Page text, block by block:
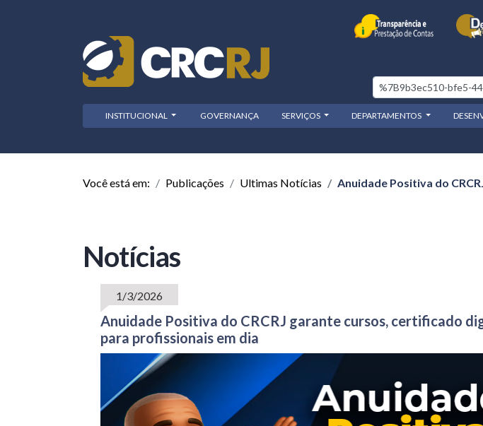
INSTITUCIONAL GOVERNANÇA SERVIÇOS DEPARTAMENTOS
Você está em: Publicações Ultimas Notícias Anuidade Positiva do
Notícias
1/3/2026
Anuidade Positiva do CRCRJ garante cursos, certificado
para profissionais em dia